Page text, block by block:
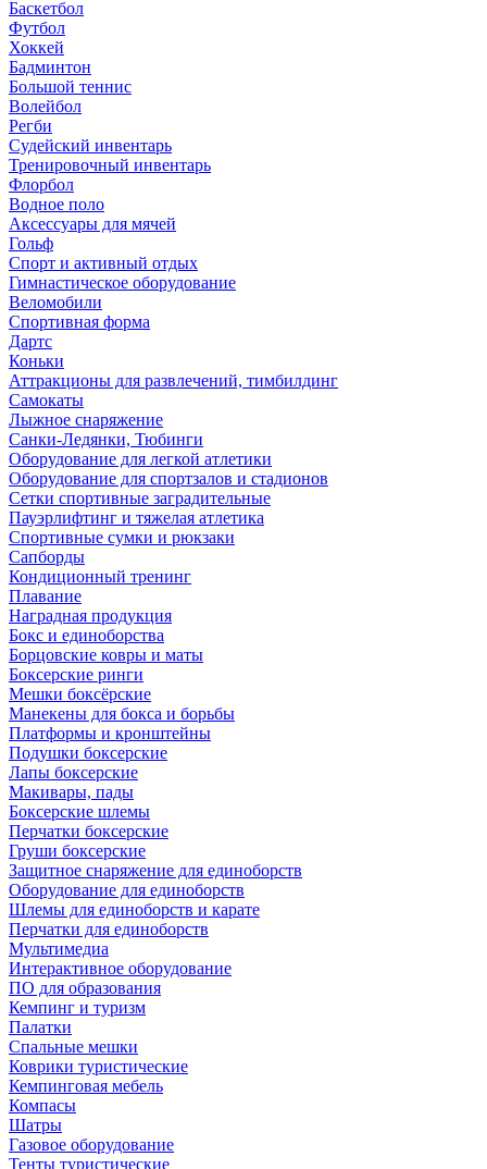
Баскетбол
Футбол
Хоккей
Бадминтон
Большой теннис
Волейбол
Регби
Судейский инвентарь
Тренировочный инвентарь
Флорбол
Водное поло
Аксессуары для мячей
Гольф
Спорт и активный отдых
Гимнастическое оборудование
Веломобили
Спортивная форма
Дартс
Коньки
Аттракционы для развлечений, тимбилдинг
Самокаты
Лыжное снаряжение
Санки-Ледянки, Тюбинги
Оборудование для легкой атлетики
Оборудование для спортзалов и стадионов
Сетки спортивные заградительные
Пауэрлифтинг и тяжелая атлетика
Спортивные сумки и рюкзаки
Сапборды
Кондиционный тренинг
Плавание
Наградная продукция
Бокс и единоборства
Борцовские ковры и маты
Боксерские ринги
Мешки боксёрские
Манекены для бокса и борьбы
Платформы и кронштейны
Подушки боксерские
Лапы боксерские
Макивары, пады
Боксерские шлемы
Перчатки боксерские
Груши боксерские
Защитное снаряжение для единоборств
Оборудование для единоборств
Шлемы для единоборств и карате
Перчатки для единоборств
Мультимедиа
Интерактивное оборудование
ПО для образования
Кемпинг и туризм
Палатки
Спальные мешки
Коврики туристические
Кемпинговая мебель
Компасы
Шатры
Газовое оборудование
Тенты туристические